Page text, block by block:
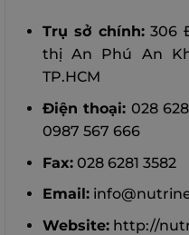
Trụ sở chính:306
thị An Phú An
TP.HCM
Điện thoại: 028
0987 567 666
Fax:028 6281 3582
Email:
Website:http://